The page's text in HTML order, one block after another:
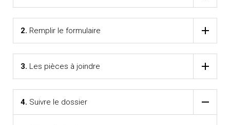
2. Remplir le formulaire
3. Les pièces à joindre
4. Suivre le dossier